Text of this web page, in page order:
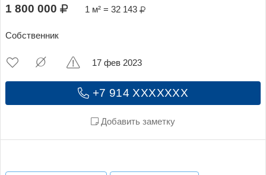
1 800 000 1 м² = 32 143
Собственник
+7 914 XXXXXXX
Добавить заметку
17 фев 2023